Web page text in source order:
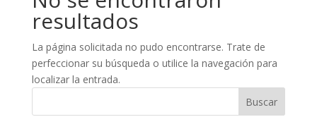
resultados
La página solicitada no pudo encontrarse. Trate de
perfeccionar su búsqueda o utilice la navegación para
localizar la entrada.
Buscar